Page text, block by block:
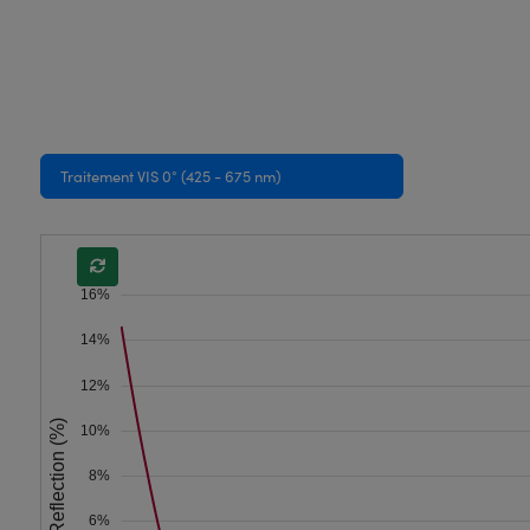
Traitement VIS 0° (425 - 675 nm)
6%
8%
10%
12%
14%
16%
Reflection (%)